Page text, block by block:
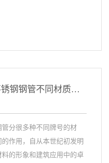
不锈钢焊管厂家浅谈不锈钢钢管不同材质的作用
分很多种不同牌号的材
作用，自从本世纪初发明
的形象和建筑应用中的卓